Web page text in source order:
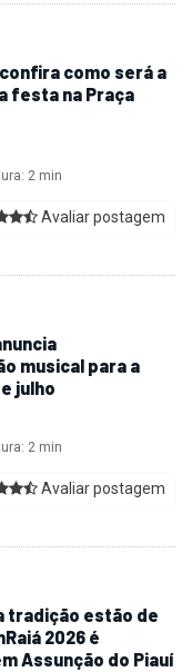
como será a
festa na Praça
2 min
Avaliar postagem
musical para a
julho
2 min
Avaliar postagem
tradição estão de
2026 é
Assunção do Piauí